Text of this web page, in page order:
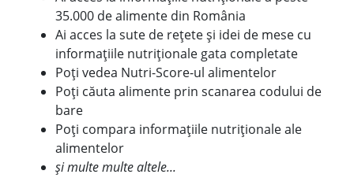
35.000 de alimente din România
Ai acces la sute de rețete și idei de mese cu
informațiile nutriționale gata completate
Poți vedea Nutri-Score-ul alimentelor
Poți căuta alimente prin scanarea codului de
bare
Poți compara informațiile nutriționale ale
alimentelor
și multe multe altele...